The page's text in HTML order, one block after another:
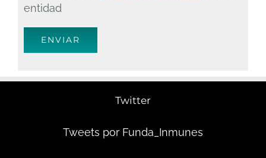
entidad
Twitter
Tweets por Funda_Inmunes